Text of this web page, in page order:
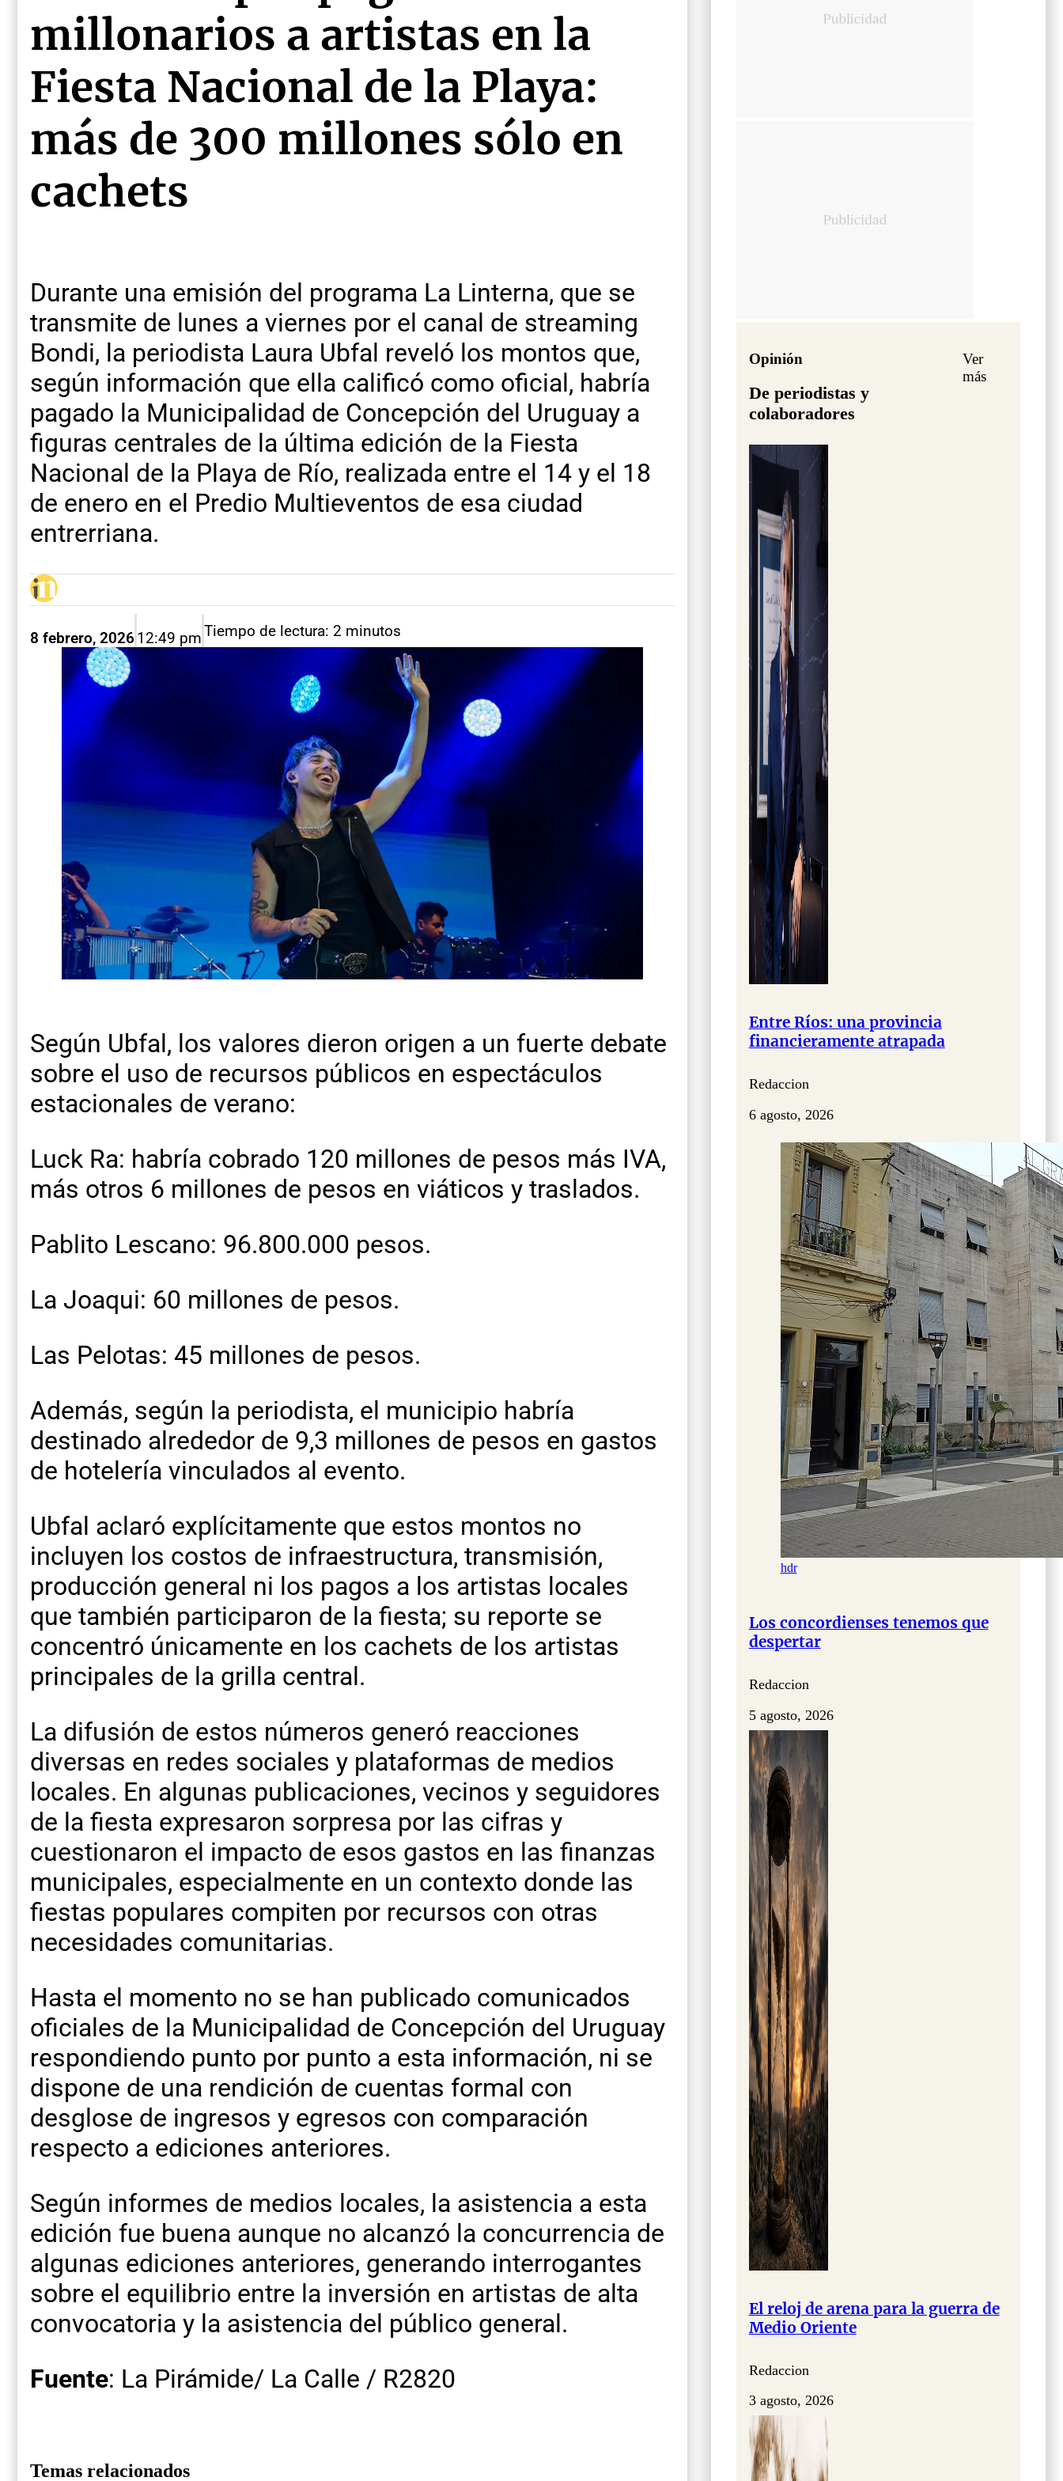
millonarios a artistas en la
Fiesta Nacional de la Playa:
más de 300 millones sólo en
cachets
Durante una emisión del programa La Linterna, que se
transmite de lunes a viernes por el canal de streaming
Bondi, la periodista Laura Ubfal reveló los montos que,
según información que ella calificó como oficial, habría
pagado la Municipalidad de Concepción del Uruguay a
figuras centrales de la última edición de la Fiesta
Nacional de la Playa de Río, realizada entre el 14 y el 18
de enero en el Predio Multieventos de esa ciudad
entrerriana.
8 febrero, 202612:49 pmTiempo de lectura: 2 minutos
Según Ubfal, los valores dieron origen a un fuerte debate
sobre el uso de recursos públicos en espectáculos
estacionales de verano:
Luck Ra: habría cobrado 120 millones de pesos más IVA,
más otros 6 millones de pesos en viáticos y traslados.
Pablito Lescano: 96.800.000 pesos.
La Joaqui: 60 millones de pesos.
Las Pelotas: 45 millones de pesos.
Además, según la periodista, el municipio habría
destinado alrededor de 9,3 millones de pesos en gastos
de hotelería vinculados al evento.
Ubfal aclaró explícitamente que estos montos no
incluyen los costos de infraestructura, transmisión,
producción general ni los pagos a los artistas locales
que también participaron de la fiesta; su reporte se
concentró únicamente en los cachets de los artistas
principales de la grilla central.
La difusión de estos números generó reacciones
diversas en redes sociales y plataformas de medios
locales. En algunas publicaciones, vecinos y seguidores
de la fiesta expresaron sorpresa por las cifras y
cuestionaron el impacto de esos gastos en las finanzas
municipales, especialmente en un contexto donde las
fiestas populares compiten por recursos con otras
necesidades comunitarias.
Hasta el momento no se han publicado comunicados
oficiales de la Municipalidad de Concepción del Uruguay
respondiendo punto por punto a esta información, ni se
dispone de una rendición de cuentas formal con
desglose de ingresos y egresos con comparación
respecto a ediciones anteriores.
Según informes de medios locales, la asistencia a esta
edición fue buena aunque no alcanzó la concurrencia de
algunas ediciones anteriores, generando interrogantes
sobre el equilibrio entre la inversión en artistas de alta
convocatoria y la asistencia del público general.
Fuente: La Pirámide/ La Calle / R2820
Temas relacionados
Opinión
De periodistas y
colaboradores
Ver
más
Entre Ríos: una provincia
financieramente atrapada
Redaccion
6 agosto, 2026
hdr
Los concordienses tenemos que
despertar
Redaccion
5 agosto, 2026
El reloj de arena para la guerra de
Medio Oriente
Redaccion
3 agosto, 2026